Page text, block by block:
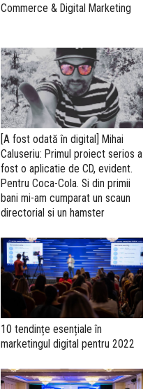
Commerce & Digital Marketing
[A fost odată în digital] Mihai
Caluseriu: Primul proiect serios a
fost o aplicatie de CD, evident.
Pentru Coca-Cola. Si din primii
bani mi-am cumparat un scaun
directorial si un hamster
10 tendințe esențiale în
marketingul digital pentru 2022